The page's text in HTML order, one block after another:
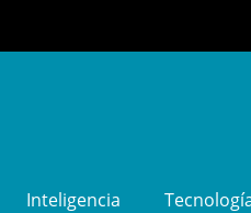
Inteligencia